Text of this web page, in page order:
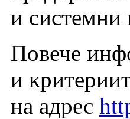
и системни
Повече
и
на адрес